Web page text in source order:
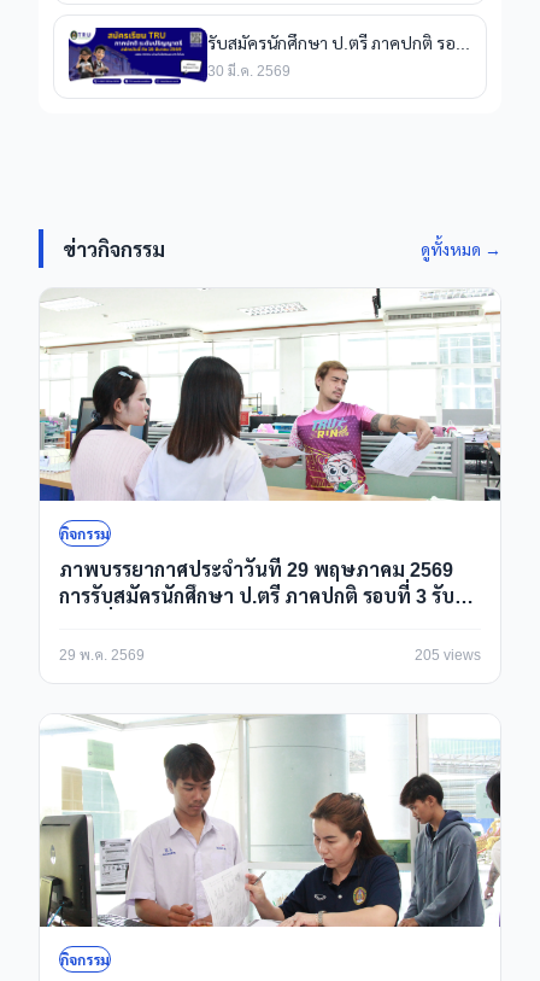
30 มี.ค. 2569
ข่าวกิจกรรม ดูทั้งหมด →
กิจกรรม
ภาพบรรยากาศประจำวันที่ 29 พฤษภาคม 2569
การรับสมัครนักศึกษา ป.ตรี ภาคปกติ รอบที่ 3 รับ
กองบริการการศึกษา
29 พ.ค. 2569 205 views
กิจกรรม